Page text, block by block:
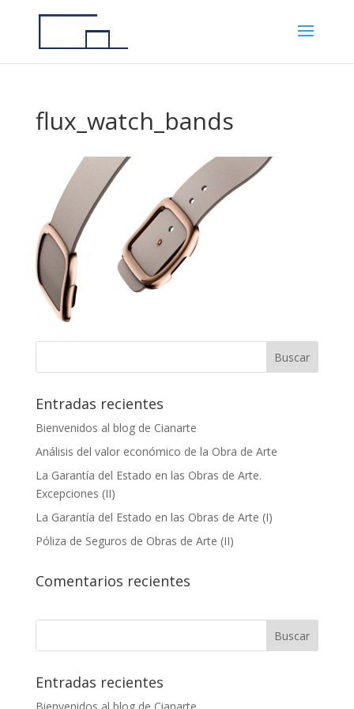
flux_watch_bands
Entradas recientes
Bienvenidos al blog de Cianarte
Análisis del valor económico de la Obra de Arte
La Garantía del Estado en las Obras de Arte.
Excepciones (II)
La Garantía del Estado en las Obras de Arte (I)
Póliza de Seguros de Obras de Arte (II)
Comentarios recientes
Entradas recientes